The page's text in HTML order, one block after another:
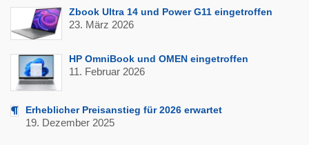
Zbook Ultra 14 und Power G11 eingetroffen
23. März 2026
HP OmniBook und OMEN eingetroffen
11. Februar 2026
Erheblicher Preisanstieg für 2026 erwartet
19. Dezember 2025